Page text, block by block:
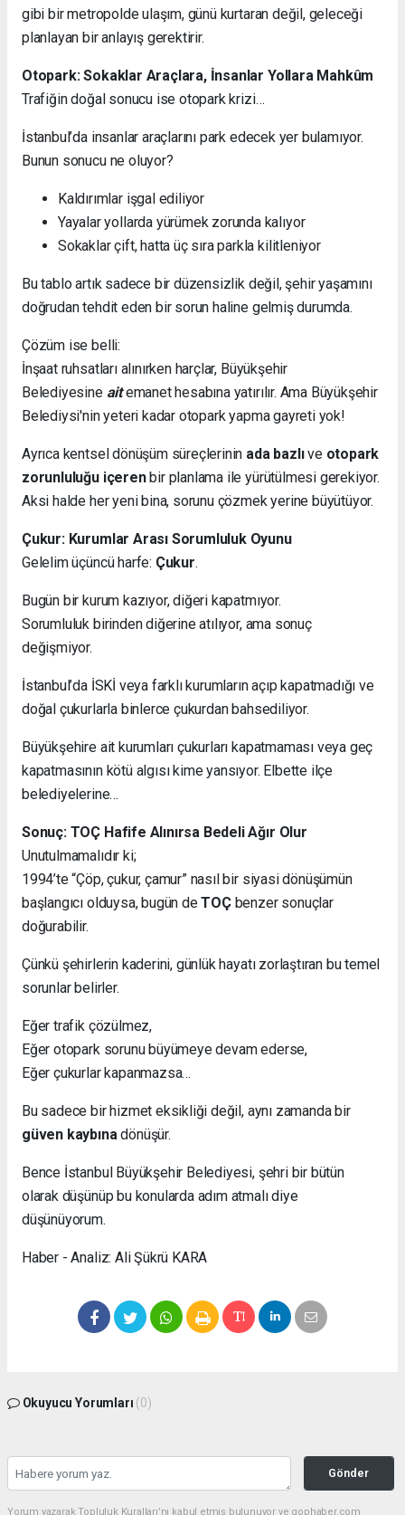
gibi bir metropolde ulaşım, günü kurtaran değil, geleceği
planlayan bir anlayış gerektirir.
Otopark: Sokaklar Araçlara, İnsanlar Yollara Mahkûm
Trafiğin doğal sonucu ise otopark krizi…
İstanbul’da insanlar araçlarını park edecek yer bulamıyor.
Bunun sonucu ne oluyor?
Kaldırımlar işgal ediliyor
Yayalar yollarda yürümek zorunda kalıyor
Sokaklar çift, hatta üç sıra parkla kilitleniyor
Bu tablo artık sadece bir düzensizlik değil, şehir yaşamını
doğrudan tehdit eden bir sorun haline gelmiş durumda.
Çözüm ise belli:
İnşaat ruhsatları alınırken harçlar, Büyükşehir
Belediyesine aitemanet hesabına yatırılır. Ama Büyükşehir
Belediysi'nin yeteri kadar otopark yapma gayreti yok!
Ayrıca kentsel dönüşüm süreçlerinin ada bazlıve otopark
zorunluluğu içerenbir planlama ile yürütülmesi gerekiyor.
Aksi halde her yeni bina, sorunu çözmek yerine büyütüyor.
Çukur: Kurumlar Arası Sorumluluk Oyunu
Gelelim üçüncü harfe: Çukur.
Bugün bir kurum kazıyor, diğeri kapatmıyor.
Sorumluluk birinden diğerine atılıyor, ama sonuç
değişmiyor.
İstanbul’da İSKİ veya farklı kurumların açıp kapatmadığı ve
doğal çukurlarla binlerce çukurdan bahsediliyor.
Büyükşehire ait kurumları çukurları kapatmaması veya geç
kapatmasının kötü algısı kime yansıyor. Elbette ilçe
belediyelerine…
Sonuç: TOÇ Hafife Alınırsa Bedeli Ağır Olur
Unutulmamalıdır ki;
1994’te “Çöp, çukur, çamur” nasıl bir siyasi dönüşümün
başlangıcı olduysa, bugün deTOÇbenzer sonuçlar
doğurabilir.
Çünkü şehirlerin kaderini, günlük hayatı zorlaştıran bu temel
sorunlar belirler.
Eğer trafik çözülmez,
Eğer otopark sorunu büyümeye devam ederse,
Eğer çukurlar kapanmazsa…
Bu sadece bir hizmet eksikliği değil, aynı zamanda bir
güven kaybına dönüşür.
Bence İstanbul Büyükşehir Belediyesi, şehri bir bütün
olarak düşünüp bu konularda adım atmalı diye
düşünüyorum.
Haber - Analiz: Ali Şükrü KARA
Okuyucu Yorumları (0)
Gönder
Yorum yazarak Topluluk Kuralları’nı kabul etmiş bulunuyor ve gophaber.com